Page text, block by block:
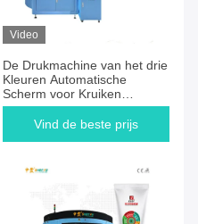
Video
De Drukmachine van het drie
Kleuren Automatische
Scherm voor Kruiken
Acrylfles
Vind de beste prijs